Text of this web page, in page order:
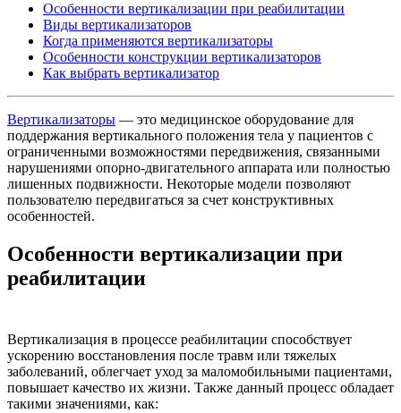
Особенности вертикализации при реабилитации
Виды вертикализаторов
Когда применяются вертикализаторы
Особенности конструкции вертикализаторов
Как выбрать вертикализатор
Вертикализаторы — это медицинское оборудование для
поддержания вертикального положения тела у пациентов с
ограниченными возможностями передвижения, связанными
нарушениями опорно-двигательного аппарата или полностью
лишенных подвижности. Некоторые модели позволяют
пользователю передвигаться за счет конструктивных
особенностей.
Особенности вертикализации при
реабилитации
Вертикализация в процессе реабилитации способствует
ускорению восстановления после травм или тяжелых
заболеваний, облегчает уход за маломобильными пациентами,
повышает качество их жизни. Также данный процесс обладает
такими значениями, как: